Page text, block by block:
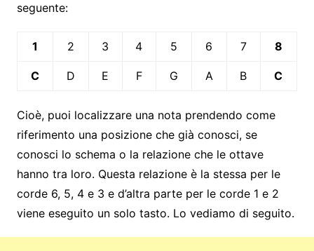
seguente:
1 2 3 4 5 6 7 8
C D E F G A B C
Cioè, puoi localizzare una nota prendendo come
riferimento una posizione che già conosci, se
conosci lo schema o la relazione che le ottave
hanno tra loro. Questa relazione è la stessa per le
corde 6, 5, 4 e 3 e d’altra parte per le corde 1 e 2
viene eseguito un solo tasto. Lo vediamo di seguito.